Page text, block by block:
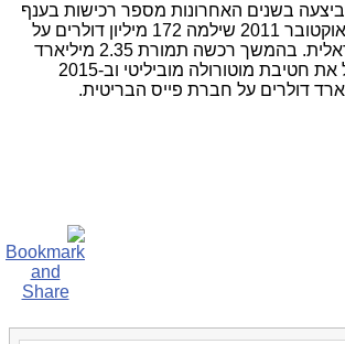
ביצעה בשנים האחרונות מספר רכישות בענף
התקשורת, כאשר באוקטובר 2011 שילמה 172 מיליון דולרים על
חברת ביגבנד הישראלית. בהמשך רכשה תמורת 2.35 מיליארד
דולרים מחברת גוגל את חטיבת מוטורולה מוביליטי וב-2015